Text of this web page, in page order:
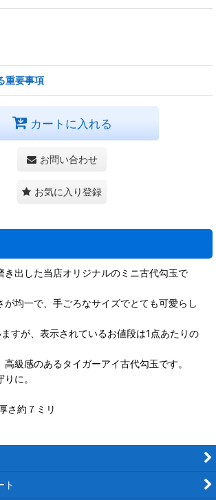
重要事項
カートに入れる
お問い合わせ
お気に入り登録
き出した当店オリジナルのミニ古代勾玉で
が均一で、手ごろなサイズでとても可愛らし
すが、表示されているお値段は1点あたりの
級感のあるタイガーアイ古代勾玉です。
に。
さ約７ミリ
ト